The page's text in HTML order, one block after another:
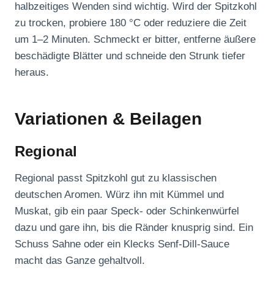
halbzeitiges Wenden sind wichtig. Wird der Spitzkohl
zu trocken, probiere 180 °C oder reduziere die Zeit
um 1–2 Minuten. Schmeckt er bitter, entferne äußere
beschädigte Blätter und schneide den Strunk tiefer
heraus.
Variationen & Beilagen
Regional
Regional passt Spitzkohl gut zu klassischen
deutschen Aromen. Würz ihn mit Kümmel und
Muskat, gib ein paar Speck- oder Schinkenwürfel
dazu und gare ihn, bis die Ränder knusprig sind. Ein
Schuss Sahne oder ein Klecks Senf-Dill-Sauce
macht das Ganze gehaltvoll.